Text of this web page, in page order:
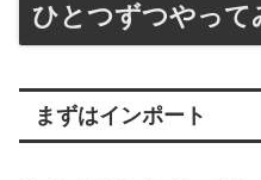
ひとつずつやって
まずはインポート